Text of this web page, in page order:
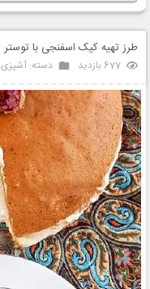
طرز تهیه کیک اسفنجی با توستر
677 بازدید دسته: آشپزی